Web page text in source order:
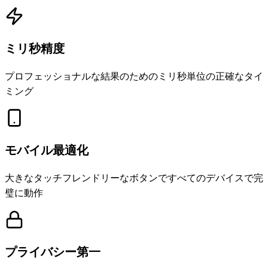
ミリ秒精度
プロフェッショナルな結果のためのミリ秒単位の正確なタイ
ミング
モバイル最適化
大きなタッチフレンドリーなボタンですべてのデバイスで完
璧に動作
プライバシー第一